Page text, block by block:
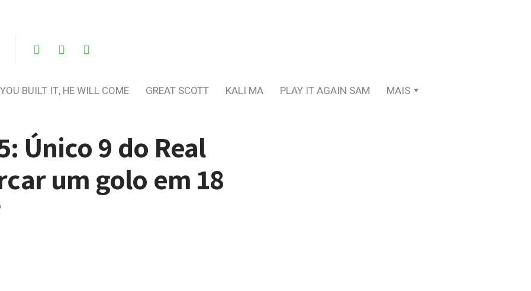
BUILT IT, HE WILL COME GREAT SCOTT KALI MA PLAY IT AGAIN SAM MAIS
Único 9 do Real
um golo em 18